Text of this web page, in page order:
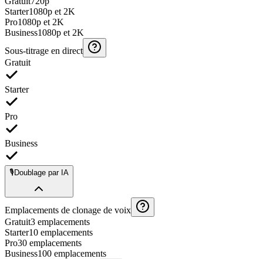
Starter1080p et 2K
Pro1080p et 2K
Business1080p et 2K
Sous-titrage en direct
Gratuit
Starter
Pro
Business
🎙️ Doublage par IA
Emplacements de clonage de voix
Gratuit3 emplacements
Starter10 emplacements
Pro30 emplacements
Business100 emplacements